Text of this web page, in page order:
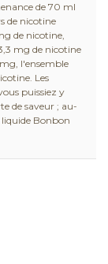
de 70 ml
de nicotine
de nicotine,
mg de nicotine
l'ensemble
Les
puissiez y
de saveur ; au-
liquide Bonbon